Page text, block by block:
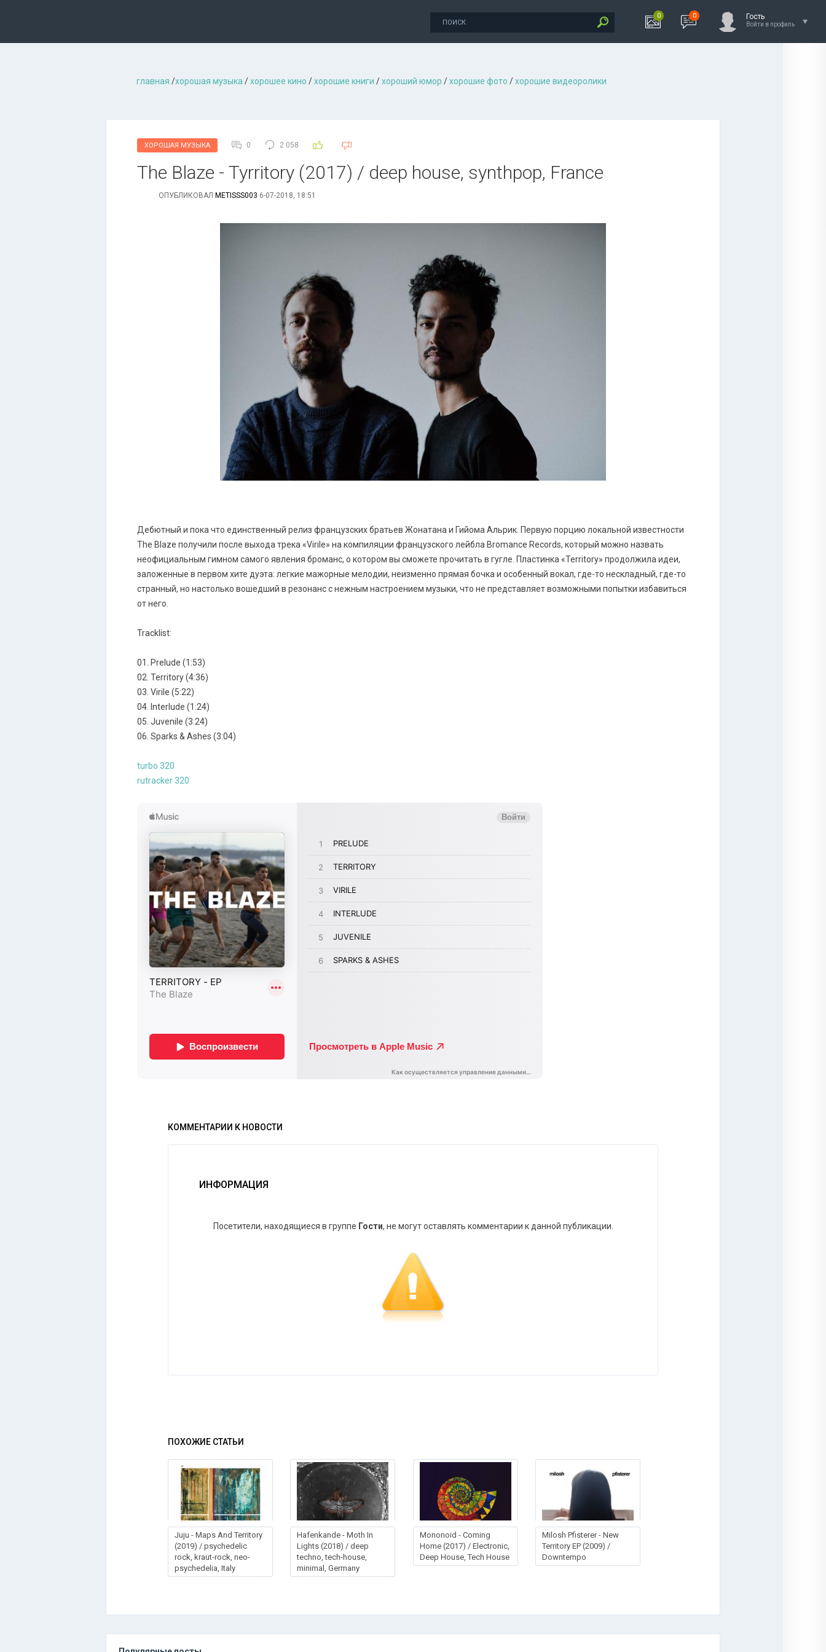
0 0 Гость
Войти в профиль
главная /хорошая музыкa /хорошее кино /хорошие книги /хороший юмор /хорошие фото /хорошие видеоролики
ХОРОШАЯ МУЗЫКА 0 2 058
The Вlаzе - Туrritоrу (2017) / deep house, synthpop, France
ОПУБЛИКОВАЛ METISSS003 6-07-2018, 18:51
Дебютный и пока что единственный релиз французских братьев Жонатана и Гийома Альрик. Первую порцию локальной известности
The Blaze получили после выхода трека «Virile» на компиляции французского лейбла Bromance Records, который можно назвать
неофициальным гимном самого явления броманс, о котором вы сможете прочитать в гугле. Пластинка «Territory» продолжила идеи,
заложенные в первом хите дуэта: легкие мажорные мелодии, неизменно прямая бочка и особенный вокал, где-то нескладный, где-то
странный, но настолько вошедший в резонанс с нежным настроением музыки, что не представляет возможными попытки избавиться
от него.
Tracklist:
01. Prelude (1:53)
02. Territory (4:36)
03. Virile (5:22)
04. Interlude (1:24)
05. Juvenile (3:24)
06. Sparks & Ashes (3:04)
turbo 320
rutracker 320
КОММЕНТАРИИ К НОВОСТИ
ИНФОРМАЦИЯ
Посетители, находящиеся в группе Гости, не могут оставлять комментарии к данной публикации.
ПОХОЖИЕ СТАТЬИ
Juju - Maps And Territory
(2019) / psychedelic
rock, kraut-rock, neo-
psychedelia, Italy
Наfеnkаndе - Моth In
Lights (2018) / deep
techno, tech-house,
minimal, Germany
Mononoid - Coming
Home (2017) / Electronic,
Deep House, Tech House
Milosh Pfisterer - New
Territory EP (2009) /
Downtempo